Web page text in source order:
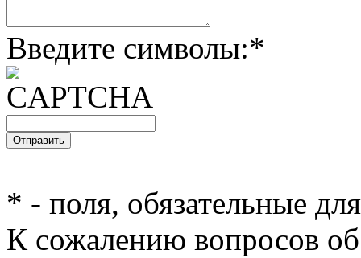
Введите символы:*
* - поля, обязательные
К сожалению вопросов об